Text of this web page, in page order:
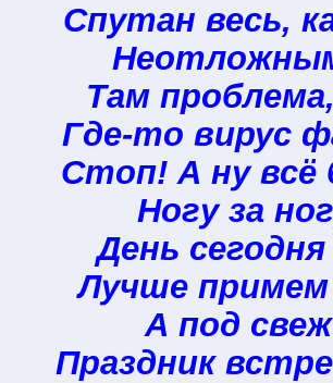
Спутан весь,
Там
Где-то вирус
Стоп! А ну всё
Ногу за
День
Лучше
А под
Праздник